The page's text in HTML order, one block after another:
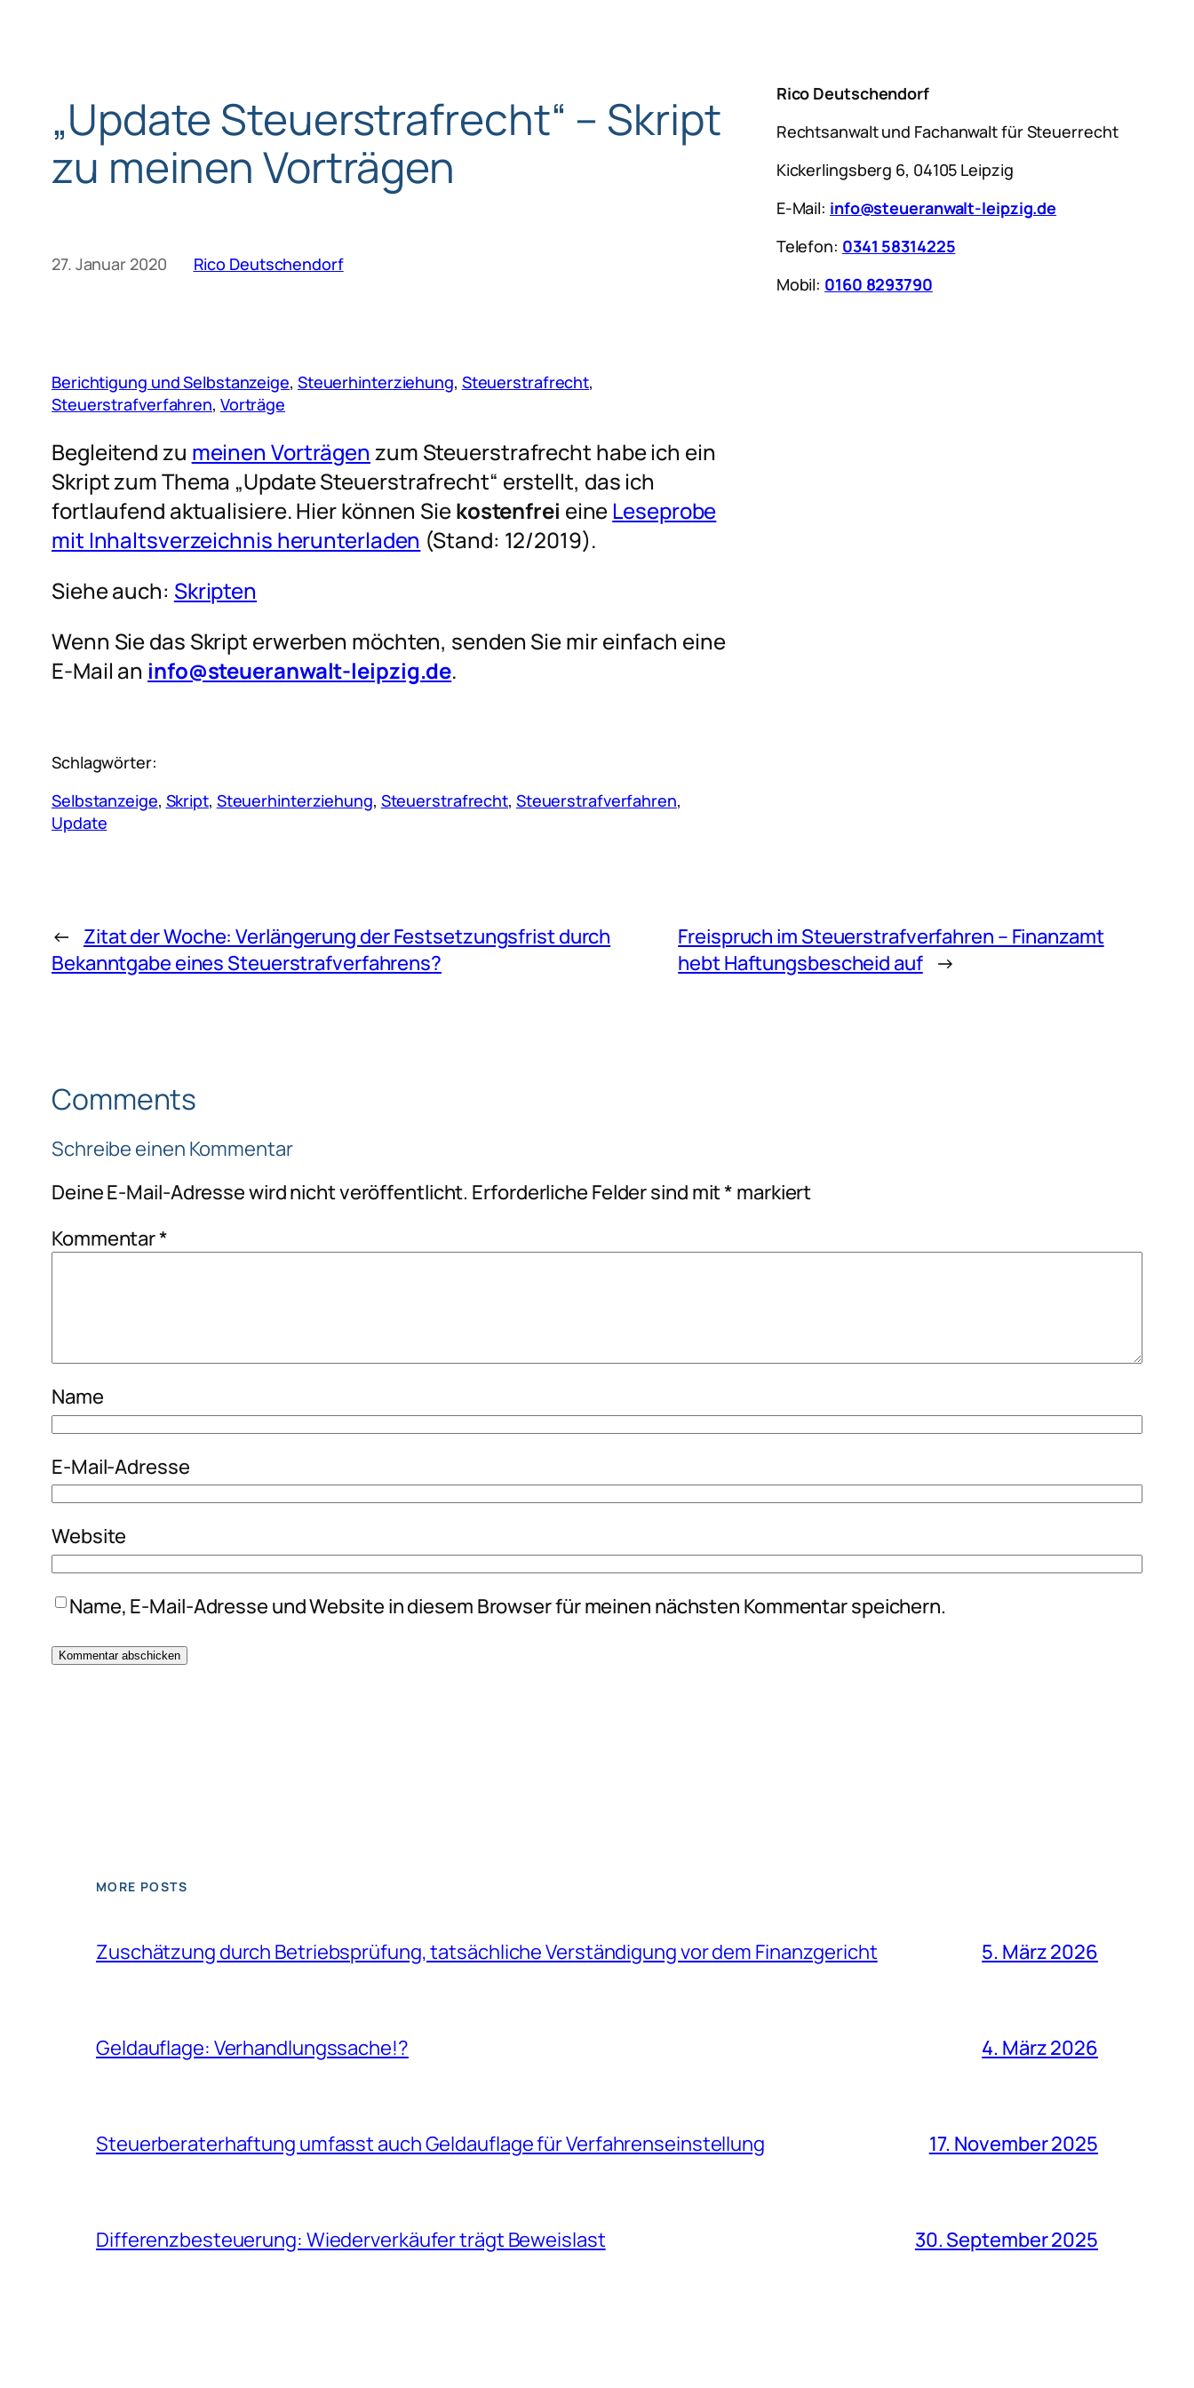
„Update Steuerstrafrecht“ – Skript
zu meinen Vorträgen
27. Januar 2020 Rico Deutschendorf
Berichtigung und Selbstanzeige, Steuerhinterziehung, Steuerstrafrecht
Steuerstrafverfahren, Vorträge
Begleitend zu meinen Vorträgen zum Steuerstrafrecht habe ich ein
Skript zum Thema „Update Steuerstrafrecht“ erstellt, das ich
fortlaufend aktualisiere. Hier können Siekostenfrei eine Leseprobe
mit Inhaltsverzeichnis herunterladen (Stand: 12/2019).
Siehe auch: Skripten
Wenn Sie das Skript erwerben möchten, senden Sie mir einfach eine
E-Mail an info@steueranwalt-leipzig.de.
Schlagwörter:
Selbstanzeige, Skript, Steuerhinterziehung, Steuerstrafrecht, Steuerstrafverfahren
Update
Rico Deutschendorf
Rechtsanwalt und Fachanwalt für Steuerrecht
Kickerlingsberg 6, 04105 Leipzig
E-Mail: info@steueranwalt-leipzig.de
Telefon: 0341 58314225
Mobil: 0160 8293790
← Zitat der Woche: Verlängerung der Festsetzungsfrist durch
Bekanntgabe eines Steuerstrafverfahrens?
Freispruch im Steuerstrafverfahren – Finanzamt
hebt Haftungsbescheid auf →
Comments
Schreibe einen Kommentar
Deine E-Mail-Adresse wird nicht veröffentlicht. Erforderliche Felder sind mit* markiert
Kommentar*
Name
E-Mail-Adresse
Website
Name, E-Mail-Adresse und Website in diesem Browser für meinen nächsten Kommentar speichern.
MORE POSTS
Zuschätzung durch Betriebsprüfung, tatsächliche Verständigung vor dem Finanzgericht 5. März 2026
Geldauflage: Verhandlungssache!? 4. März 2026
Steuerberaterhaftung umfasst auch Geldauflage für Verfahrenseinstellung 17. November 2025
Differenzbesteuerung: Wiederverkäufer trägt Beweislast 30. September 2025